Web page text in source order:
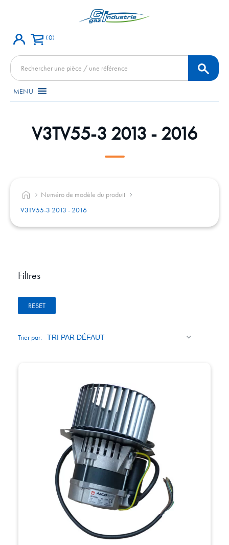
0
Recherche
de
produits
MENU
V3TV55-3 2013 - 2016
Numéro de modèle du produit
V3TV55-3 2013 - 2016
Filtres
RESET
Trier par: